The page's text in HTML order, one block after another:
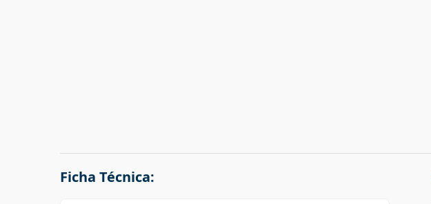
Ficha Técnica: